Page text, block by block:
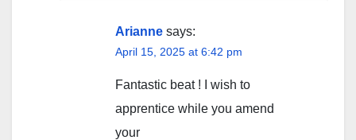
Arianne says:
April 15, 2025 at 6:42 pm
Fantastic beat ! I wish to
apprentice while you amend
your